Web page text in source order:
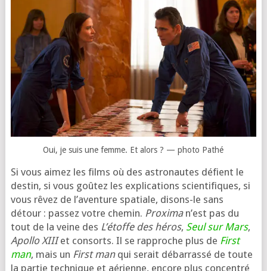
Oui, je suis une femme. Et alors ? — pho­to Pathé
Si vous aimez les films où des astro­nautes défient le
des­tin, si vous goû­tez les expli­ca­tions scien­ti­fiques, si
vous rêvez de l’a­ven­ture spa­tiale, disons-le sans
détour : pas­sez votre che­min. Proximan’est pas du
tout de la veine des L’étoffe des héros, Seul sur Mars,
Apollo XIIIet consorts. Il se rap­proche plus de First
man, mais un First manqui serait débar­ras­sé de toute
la par­tie tech­nique et aérienne, encore plus concen­tré